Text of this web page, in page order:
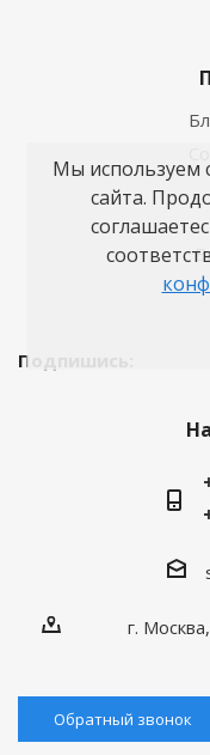
Подпишись:
г.
Обратный звонок
Мы используем
сайта.